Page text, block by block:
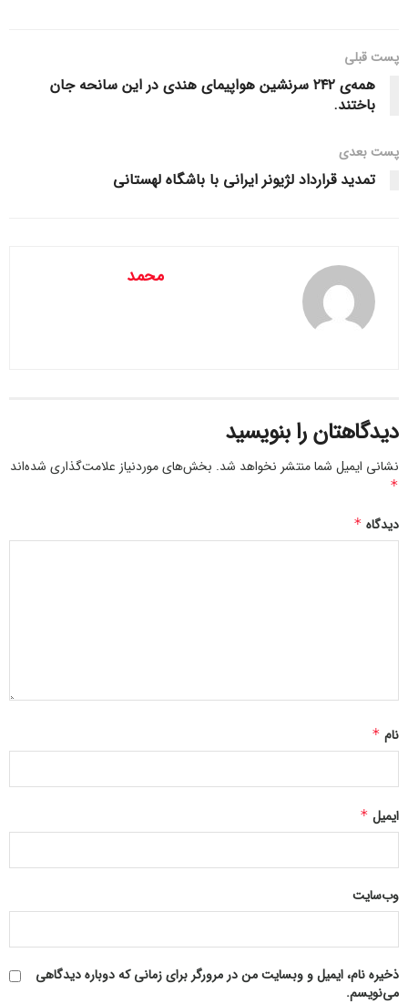
چندلایه دشمن را دچار اختلال کردند؛ به گونه‌ای که سامانه‌های
پدافندی این رژیم، به اشتباه یکدیگر را هدف قرار دادند.
ابتکارات و توانمندی‌های به کار گرفته شده در این عملیات، باوجود
پیشرفته‌ترین فناوری‌های دفاعی، منجر به اصابت موفق و حداکثری
موشک‌ها به اهداف تعیین شده در سرزمین‌های اشغالی شد.
عملیات‌های آینده بسیار کوبنده‌تر، سخت‌تر، دقیق‌تر و مخرب‌تر از
عملیات‌های پیشین خواهد بود. این عملیات همچنین نشان داد که
محاسبات و برآوردهای دشمن متوهم صهیونی و آمریکایی نسبت
کوبنده علیه اهداف حیاتی این رژیم جعلی تا نابودی کامل آن ادامه
خواهد داشت.
پست قبلی
همه‌ی ۲۴۲ سرنشین هواپیمای هندی در این سانحه جان
باختند.
پست‌ بعدی
تمدید قرارداد لژیونر ایرانی با باشگاه لهستانی
محمد
دیدگاهتان را بنویسید
نشانی ایمیل شما منتشر نخواهد شد. بخش‌های موردنیاز علامت‌گذاری شده‌اند
*
دیدگاه*
نام*
ایمیل *
وب‌سایت
ذخیره نام، ایمیل و وبسایت من در مرورگر برای زمانی که دوباره دیدگاهی
می‌نویسم.